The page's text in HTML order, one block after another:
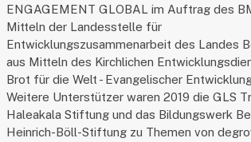
ENGAGEMENT GLOBAL im Auftrag des
Mitteln der Landesstelle für
Entwicklungszusammenarbeit des Landes
aus Mitteln des Kirchlichen
Brot für die Welt - Evangelischer
Weitere Unterstützer waren 2019 die GLS
Haleakala Stiftung und das Bildungswerk
Heinrich-Böll-Stiftung zu Themen von